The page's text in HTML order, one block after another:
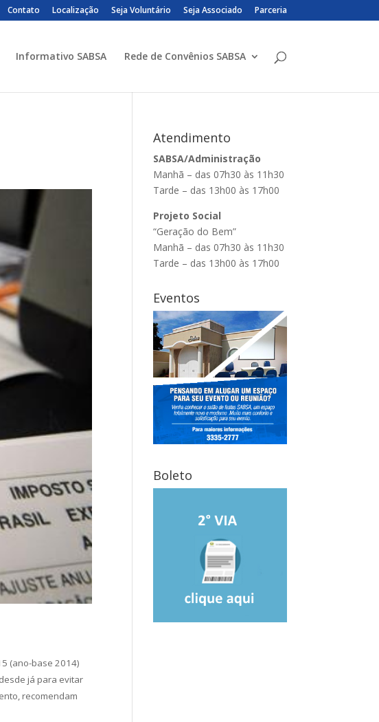
Contato Localização Seja Voluntário Seja Associado Parceria
Informativo SABSA Rede de Convênios SABSA
(ano-base 2014)
já para evitar
recomendam
Atendimento
SABSA/Administração
Manhã – das 07h30 às 11h30
Tarde – das 13h00 às 17h00
Projeto Social
“Geração do Bem”
Manhã – das 07h30 às 11h30
Tarde – das 13h00 às 17h00
Eventos
Boleto